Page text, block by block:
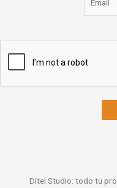
Ditel Studio: todo tu